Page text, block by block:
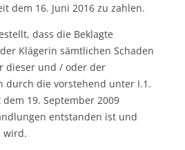
dem 16. Juni 2016 zu zahlen.
dass die Beklagte
Klägerin sämtlichen Schaden
dieser und / oder der
durch die vorstehend unter I.1.
19. September 2009
entstanden ist und
wird.